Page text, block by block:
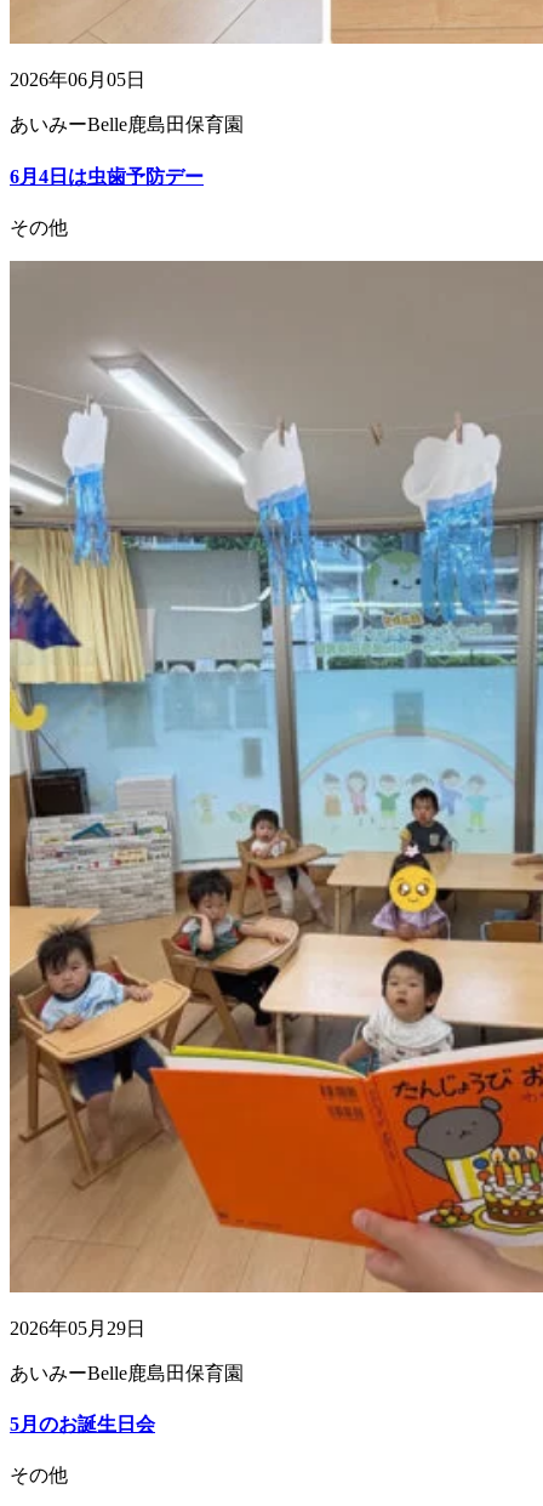
2026年06月05日
あいみーBelle鹿島田保育園
6月4日は虫歯予防デー
その他
2026年05月29日
あいみーBelle鹿島田保育園
5月のお誕生日会
その他